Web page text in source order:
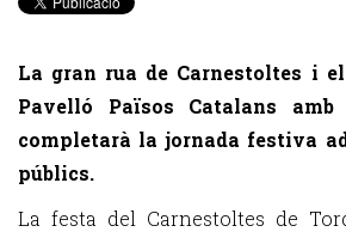
La gran rua de Carnestoltes i
Pavelló Països Catalans
completarà la jornada festiva
públics.
La festa del Carnestoltes de